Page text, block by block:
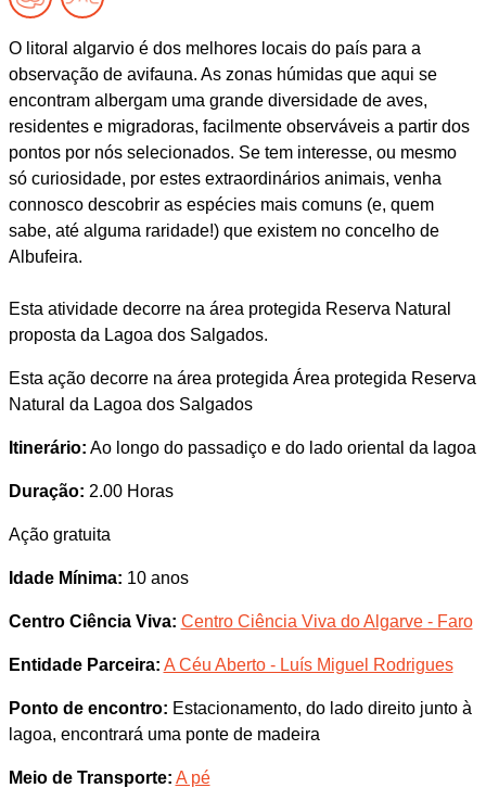
O litoral algarvio é dos melhores locais do país para a
observação de avifauna. As zonas húmidas que aqui se
encontram albergam uma grande diversidade de aves,
residentes e migradoras, facilmente observáveis a partir dos
pontos por nós selecionados. Se tem interesse, ou mesmo
só curiosidade, por estes extraordinários animais, venha
connosco descobrir as espécies mais comuns (e, quem
sabe, até alguma raridade!) que existem no concelho de
Albufeira.
Esta atividade decorre na área protegida Reserva Natural
proposta da Lagoa dos Salgados.
Esta ação decorre na área protegida Área protegida Reserva
Natural da Lagoa dos Salgados
Itinerário: Ao longo do passadiço e do lado oriental da lagoa
Duração: 2.00 Horas
Ação gratuita
Idade Mínima: 10 anos
Centro Ciência Viva: Centro Ciência Viva do Algarve - Faro
Entidade Parceira: A Céu Aberto - Luís Miguel Rodrigues
Ponto de encontro: Estacionamento, do lado direito junto à
lagoa, encontrará uma ponte de madeira
Meio de Transporte: A pé